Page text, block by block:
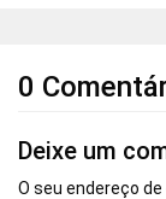
0
Deixe um
O seu endereço